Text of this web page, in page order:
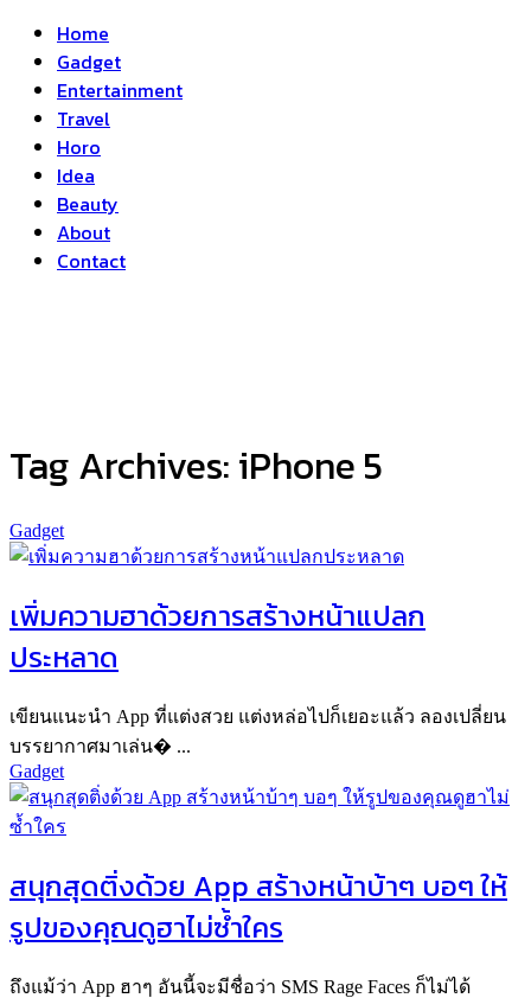
Home
Gadget
Entertainment
Travel
Horo
Idea
Beauty
About
Contact
Tag Archives:iPhone 5
Gadget
เพิ่มความฮาด้วยการสร้างหน้าแปลก
ประหลาด
เขียนแนะนำ App ที่แต่งสวย แต่งหล่อไปก็เยอะแล้ว ลองเปลี่ยน
บรรยากาศมาเล่น� ...
Gadget
สนุกสุดติ่งด้วย App สร้างหน้าบ้าๆ บอๆ ให้
รูปของคุณดูฮาไม่ซ้ำใคร
ถึงแม้ว่า App ฮาๆ อันนี้จะมีชื่อว่า SMS Rage Faces ก็ไม่ได้